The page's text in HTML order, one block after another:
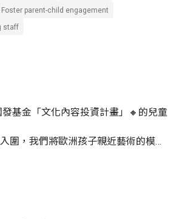
體嚴重不適不克參加，恕不提供退
程延期或取消
成班， 15 人滿班
Foster parent-child engagement
staff
基金「文化內容投資計畫」🔸的兒童
圍，我們將歐洲孩子親近藝術的模式